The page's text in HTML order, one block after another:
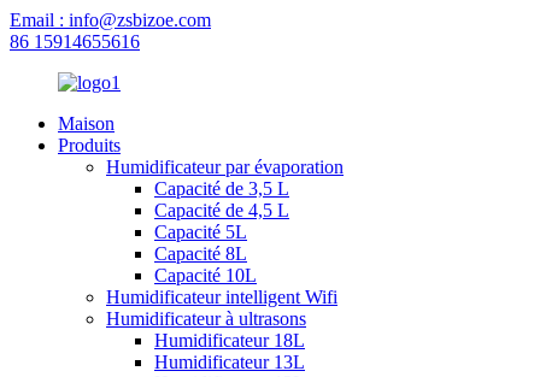
Email : info@zsbizoe.com
86 15914655616
Maison
Produits
Humidificateur par évaporation
Capacité de 3,5 L
Capacité de 4,5 L
Capacité 5L
Capacité 8L
Capacité 10L
Humidificateur intelligent Wifi
Humidificateur à ultrasons
Humidificateur 18L
Humidificateur 13L